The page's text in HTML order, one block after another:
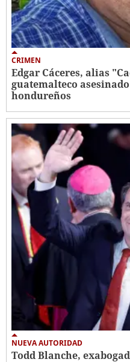
CRIMEN
Edgar Cáceres, alias
guatemalteco
hondureños
NUEVA AUTORIDAD
Todd Blanche,